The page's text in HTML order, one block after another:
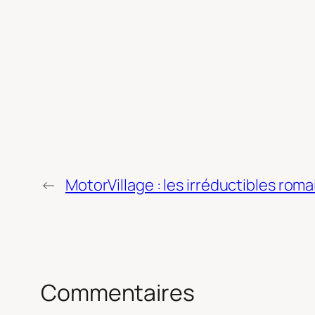
← MotorVillage : les irréductibles
Commentaires